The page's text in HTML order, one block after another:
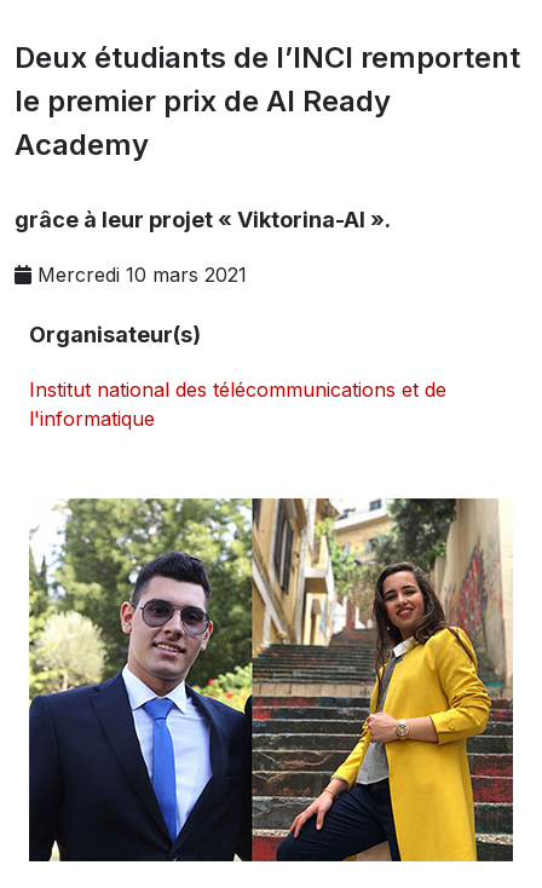
Deux étudiants de l’INCI remportent
le premier prix de AI Ready
Academy
grâce à leur projet « Viktorina-AI ».
Mercredi 10 mars 2021
Organisateur(s)
Institut national des télécommunications et de
l'informatique